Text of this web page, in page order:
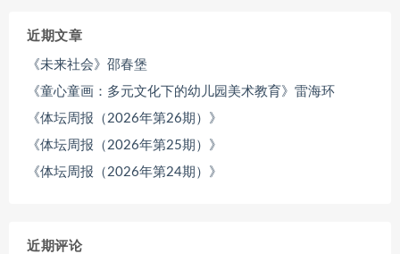
近期文章
《未来社会》邵春堡
《童心童画：多元文化下的幼儿园美术教育》雷海环
《体坛周报（2026年第26期）》
《体坛周报（2026年第25期）》
《体坛周报（2026年第24期）》
近期评论